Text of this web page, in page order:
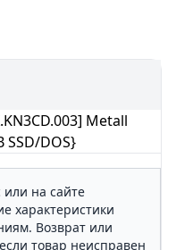
Metall
SSD/DOS}
или на сайте
характеристики
Возврат или
товар неисправен